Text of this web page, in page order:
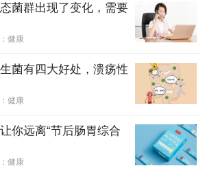
菌群出现了变化，需要
健康
菌有四大好处，溃疡性
健康
你远离“节后肠胃综合
健康